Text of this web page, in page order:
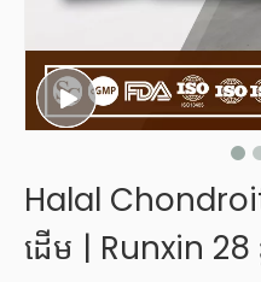
Halal
ដើម | Runxin 28